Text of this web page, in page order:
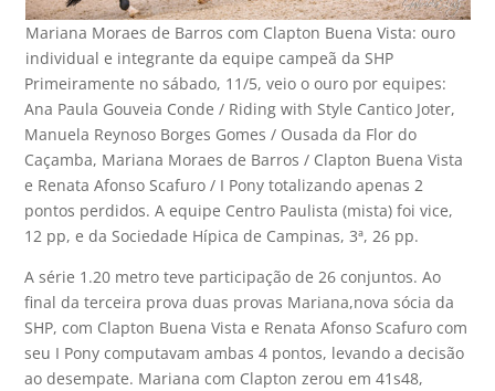
Mariana Moraes de Barros com Clapton Buena Vista: ouro
individual e integrante da equipe campeã da SHP
Primeiramente no sábado, 11/5, veio o ouro por equipes:
Ana Paula Gouveia Conde / Riding with Style Cantico Joter,
Manuela Reynoso Borges Gomes / Ousada da Flor do
Caçamba, Mariana Moraes de Barros / Clapton Buena Vista
e Renata Afonso Scafuro / I Pony totalizando apenas 2
pontos perdidos. A equipe Centro Paulista (mista) foi vice,
12 pp, e da Sociedade Hípica de Campinas, 3ª, 26 pp.
A série 1.20 metro teve participação de 26 conjuntos. Ao
final da terceira prova duas provas Mariana,nova sócia da
SHP, com Clapton Buena Vista e Renata Afonso Scafuro com
seu I Pony computavam ambas 4 pontos, levando a decisão
ao desempate. Mariana com Clapton zerou em 41s48,